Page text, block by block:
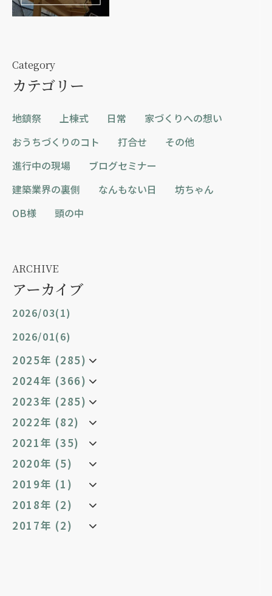
Category
カテゴリー
地鎮祭 上棟式 日常
家づくりへの想い
おうちづくりのコト
打合せ
その他
進行中の現場
ブログセミナー
建築業界の裏側
なんもない日
坊ちゃん
OB様
頭の中
ARCHIVE
アーカイブ
2026/03(1)
2026/01(6)
2025年 (285)
2024年 (366)
2023年 (285)
2022年 (82)
2021年 (35)
2020年 (5)
2019年 (1)
2018年 (2)
2017年 (2)